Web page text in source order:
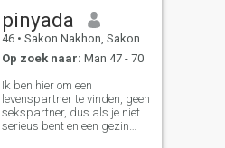
pinyada
46 • Sakon Nakhon, Sakon Nakhon, Thailand
Op zoek naar: Man 47 - 70
Ik ben hier om een
levenspartner te vinden, geen
sekspartner, dus als je niet
serieus bent en een gezin